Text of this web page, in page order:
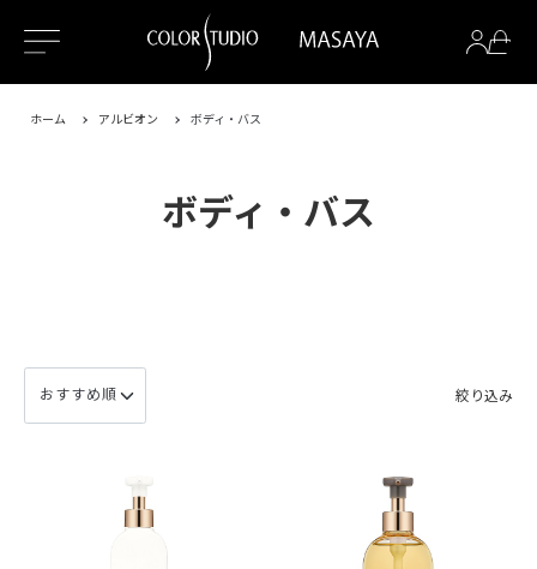
ホーム アルビオン ボディ・バス
ボディ・バス
絞り込み